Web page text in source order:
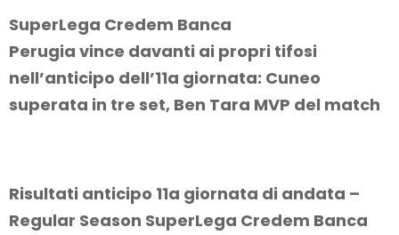
SuperLega Credem Banca
Perugia vince davanti ai propri tifosi
nell’anticipo dell’11a giornata: Cuneo
superata in tre set, Ben Tara MVP del match
Risultati anticipo 11a giornata di andata –
Regular Season SuperLega Credem Banca